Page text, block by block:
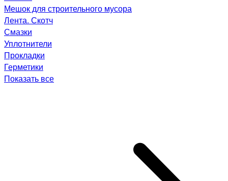
Мешок для строительного мусора
Лента. Скотч
Смазки
Уплотнители
Прокладки
Герметики
Показать все